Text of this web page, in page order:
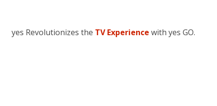
yes Revolutionizes the TV Experience with yes GO.